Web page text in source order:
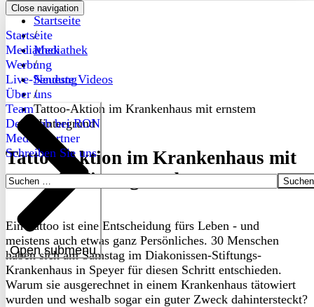
Close navigation
Startseite
Mediathek
Werbung
Live-Sendung
Über uns
Open submenu
Team
Dein Job bei RON
Medienpartner
Schreiben Sie uns
Suchen
Startseite
/
Mediathek
/
Neueste Videos
/
Tattoo-Aktion im Krankenhaus mit ernstem
Hintergrund
Tattoo-Aktion im Krankenhaus mit
ernstem Hintergrund
Ein Tattoo ist eine Entscheidung fürs Leben - und
meistens auch etwas ganz Persönliches. 30 Menschen
haben sich am Samstag im Diakonissen-Stiftungs-
Krankenhaus in Speyer für diesen Schritt entschieden.
Warum sie ausgerechnet in einem Krankenhaus tätowiert
wurden und weshalb sogar ein guter Zweck dahintersteckt?